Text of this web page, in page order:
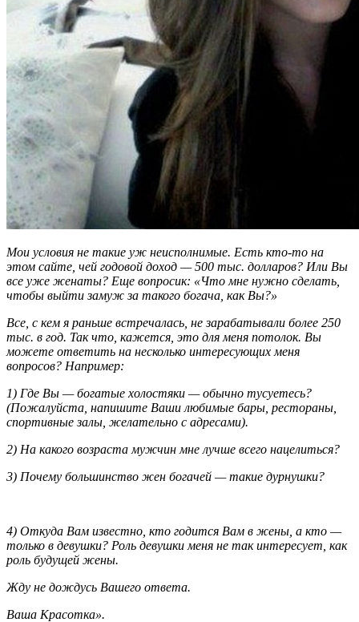
Мои условия не такие уж неисполнимые. Есть кто-то на
этом сайте, чей годовой доход — 500 тыс. долларов? Или Вы
все уже женаты? Еще вопросик: «Что мне нужно сделать,
чтобы выйти замуж за такого богача, как Вы?»
Все, с кем я раньше встречалась, не зарабатывали более 250
тыс. в год. Так что, кажется, это для меня потолок. Вы
можете ответить на несколько интересующих меня
вопросов? Например:
1) Где Вы — богатые холостяки — обычно тусуетесь?
(Пожалуйста, напишите Ваши любимые бары, рестораны,
спортивные залы, желательно с адресами).
2) На какого возраста мужчин мне лучше всего нацелиться?
3) Почему большинство жен богачей — такие дурнушки?
4) Откуда Вам известно, кто годится Вам в жены, а кто —
только в девушки? Роль девушки меня не так интересует, как
роль будущей жены.
Жду не дождусь Вашего ответа.
Ваша Красотка».